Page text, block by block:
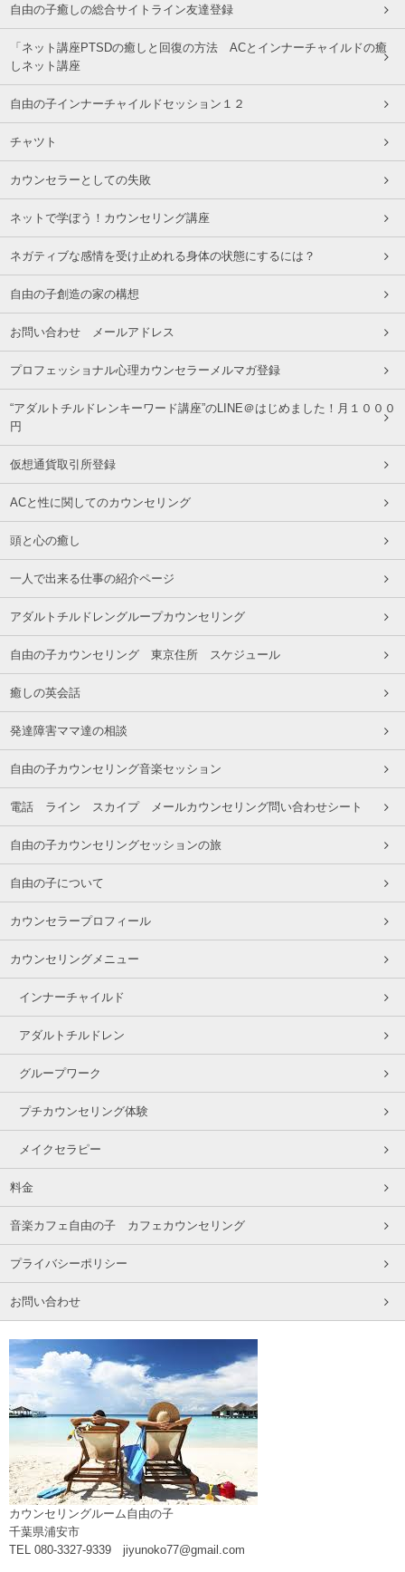
自由の子癒しの総合サイトライン友達登録
「ネット講座PTSDの癒しと回復の方法 ACとインナーチャイルドの癒
しネット講座
自由の子インナーチャイルドセッション１２
チャツト
カウンセラーとしての失敗
ネットで学ぼう！カウンセリング講座
ネガティブな感情を受け止めれる身体の状態にするには？
自由の子創造の家の構想
お問い合わせ メールアドレス
プロフェッショナル心理カウンセラーメルマガ登録
“アダルトチルドレンキーワード講座”のLINE＠はじめました！月１０００
円
仮想通貨取引所登録
ACと性に関してのカウンセリング
頭と心の癒し
一人で出来る仕事の紹介ページ
アダルトチルドレングループカウンセリング
自由の子カウンセリング 東京住所 スケジュール
癒しの英会話
発達障害ママ達の相談
自由の子カウンセリング音楽セッション
電話 ライン スカイプ メールカウンセリング問い合わせシート
自由の子カウンセリングセッションの旅
自由の子について
カウンセラープロフィール
カウンセリングメニュー
インナーチャイルド
アダルトチルドレン
グループワーク
プチカウンセリング体験
メイクセラピー
料金
音楽カフェ自由の子 カフェカウンセリング
プライバシーポリシー
お問い合わせ
カウンセリングルーム自由の子
千葉県浦安市
TEL 080-3327-9339 jiyunoko77@gmail.com